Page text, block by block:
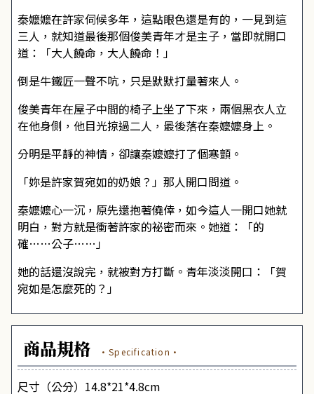
秦嬤嬤在許家伺候多年，這點眼色還是有的，一見到這
三人，就知道最後那個俊美青年才是主子，當即就開口
道：「大人饒命，大人饒命！」
倒是牛鐵匠一聲不吭，只是默默打量著來人。
俊美青年在屋子中間的椅子上坐了下來，兩個黑衣人立
在他身側，他目光掠過二人，最後落在秦嬤嬤身上。
分明是平靜的神情，卻讓秦嬤嬤打了個寒顫。
「妳是許家賀宛如的奶娘？」那人開口問道。
秦嬤嬤心一沉，原先還抱著僥倖，如今這人一開口她就
明白，對方就是衝著許家的祕密而來。她道：「的
確……公子……」
她的話還沒說完，就被對方打斷。青年淡淡開口：「賀
宛如是怎麼死的？」
商品規格 ·Specification·
尺寸（公分）14.8*21*4.8cm